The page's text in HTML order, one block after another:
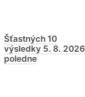
Šťastných 10
výsledky 5. 8. 2026
poledne